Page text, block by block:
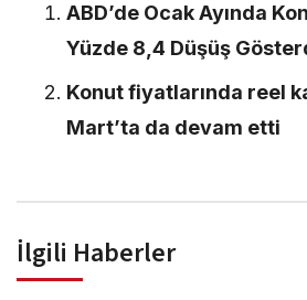
ABD’de Ocak Ayında
Yüzde 8,4 Düşüş
Konut fiyatlarında reel
Mart’ta da devam etti
İlgili Haberler